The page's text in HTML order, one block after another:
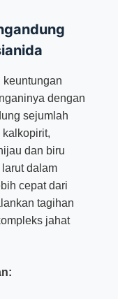
dengan
sejumlah
kalkopirit,
dan biru
dalam
cepat dari
tagihan
jahat